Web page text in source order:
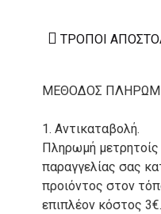
ΤΡΌΠΟΙ
ΜΕΘΟΔΟΣ
1. Αντικαταβολή.
Πληρωμή μετρητοίς
παραγγελίας σας
προιόντος στον
επιπλέον κόστος 3€.